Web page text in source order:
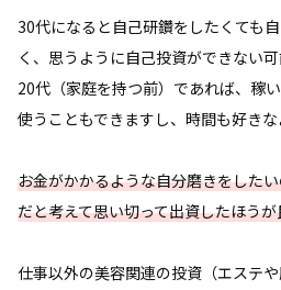
30代になると自己研鑽をしたくても
く、思うように自己投資ができない可
20代（家庭を持つ前）であれば、稼
使うこともできますし、時間も好きな
お金がかかるような自分磨きをした
だと考えて思い切って出資したほうが
仕事以外の美容関連の投資（エステ